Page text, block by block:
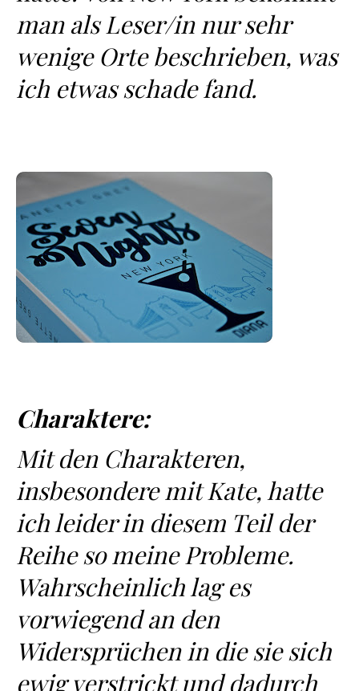
man als Leser/in nur sehr
wenige Orte beschrieben, was
ich etwas schade fand.
Charaktere:
Mit den Charakteren,
insbesondere mit Kate, hatte
ich leider in diesem Teil der
Reihe so meine Probleme.
Wahrscheinlich lag es
vorwiegend an den
Widersprüchen in die sie sich
ewig verstrickt und dadurch